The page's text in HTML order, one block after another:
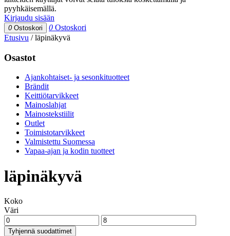
pyyhkäisemällä.
Kirjaudu sisään
0 Ostoskori 0 Ostoskori
Etusivu /läpinäkyvä
Osastot
Ajankohtaiset- ja sesonkituotteet
Brändit
Keittiötarvikkeet
Mainoslahjat
Mainostekstiilit
Outlet
Toimistotarvikkeet
Valmistettu Suomessa
Vapaa-ajan ja kodin tuotteet
läpinäkyvä
Koko
Väri
Tyhjennä suodattimet